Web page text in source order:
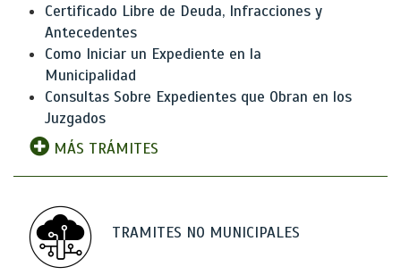
Certificado Libre de Deuda, Infracciones y
Antecedentes
Como Iniciar un Expediente en la
Municipalidad
Consultas Sobre Expedientes que Obran en los
Juzgados
MÁS TRÁMITES
TRAMITES NO MUNICIPALES